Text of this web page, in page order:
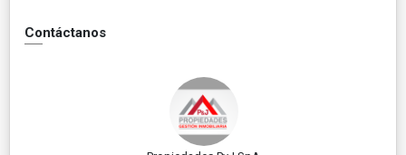
Contáctanos